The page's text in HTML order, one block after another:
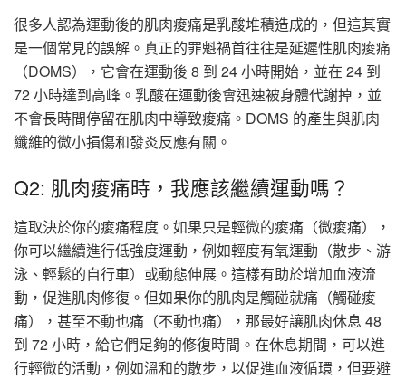
很多人認為運動後的肌肉痠痛是乳酸堆積造成的，但這其實
是一個常見的誤解。真正的罪魁禍首往往是延遲性肌肉痠痛
（DOMS），它會在運動後 8 到 24 小時開始，並在 24 到
72 小時達到高峰。乳酸在運動後會迅速被身體代謝掉，並
不會長時間停留在肌肉中導致痠痛。DOMS 的產生與肌肉
纖維的微小損傷和發炎反應有關。
Q2: 肌肉痠痛時，我應該繼續運動嗎？
這取決於你的痠痛程度。如果只是輕微的痠痛（微痠痛），
你可以繼續進行低強度運動，例如輕度有氧運動（散步、游
泳、輕鬆的自行車）或動態伸展。這樣有助於增加血液流
動，促進肌肉修復。但如果你的肌肉是觸碰就痛（觸碰痠
痛），甚至不動也痛（不動也痛），那最好讓肌肉休息 48
到 72 小時，給它們足夠的修復時間。在休息期間，可以進
行輕微的活動，例如溫和的散步，以促進血液循環，但要避